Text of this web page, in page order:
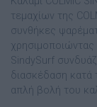
τεµαχίων της
συνθήκες
SindySurf
διασκέδαση κατά
απλή βολή του